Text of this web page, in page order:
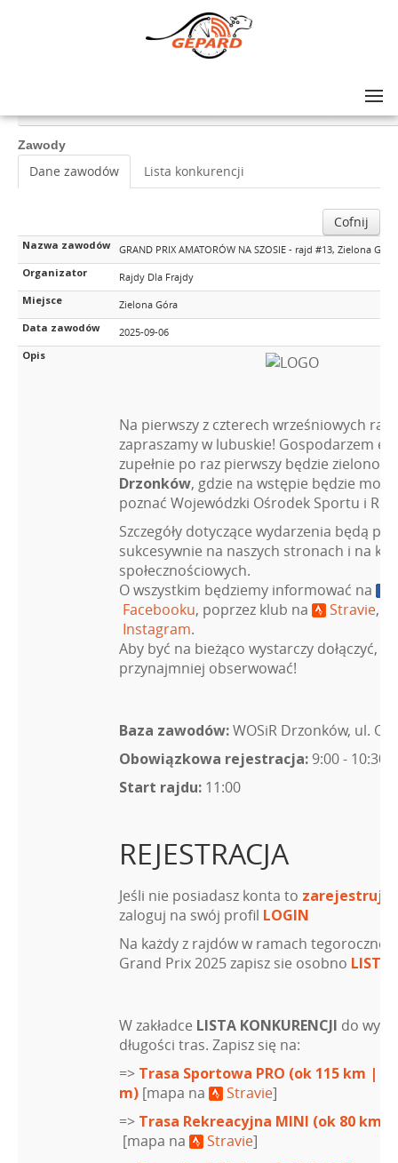
Zawody
Dane zawodów Lista konkurencji
Cofnij
Nazwa zawodów
GRAND PRIX AMATORÓW NA SZOSIE - rajd #13, Zielona
Organizator
Rajdy Dla Frajdy
Miejsce
Zielona Góra
Data zawodów
2025-09-06
Opis
Na pierwszy z czterech wrześniowych
zapraszamy w lubuskie! Gospodarzem
zupełnie po raz pierwszy będzie
Drzonków, gdzie na wstępie będzie
poznać Wojewódzki Ośrodek Sportu i
Szczegóły dotyczące wydarzenia będą
sukcesywnie na naszych stronach i na
społecznościowych.
O wszystkim będziemy informować na
Facebooku, poprzez klub na Stravie,
Instagram.
Aby być na bieżąco wystarczy dołączyć,
przynajmniej obserwować!
Baza zawodów:WOSiR Drzonków, ul.
Obowiązkowa rejestracja: 9:00 - 10:30
Start rajdu: 11:00
REJESTRACJA
Jeśli nie posiadasz konta to zarejestruj
zaloguj na swój profil LOGIN
Na każdy z rajdów w ramach
Grand Prix 2025 zapisz sie osobno LISTA
W zakładce LISTA KONKURENCJI do
długości tras. Zapisz się na:
=> Trasa Sportowa PRO (ok 115 km |
m) [mapa na Stravie]
=> Trasa Rekreacyjna MINI (ok 80 km |
[mapa na
Stravie]